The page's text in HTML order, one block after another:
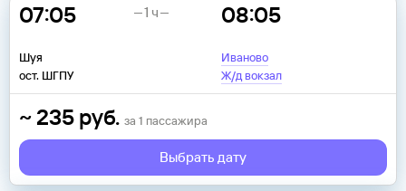
07:05
Шуя
ост. ШГПУ
08:05
Иваново
Ж/д вокзал
1 ч
~ 235 руб. за 1 пассажира
Выбрать дату